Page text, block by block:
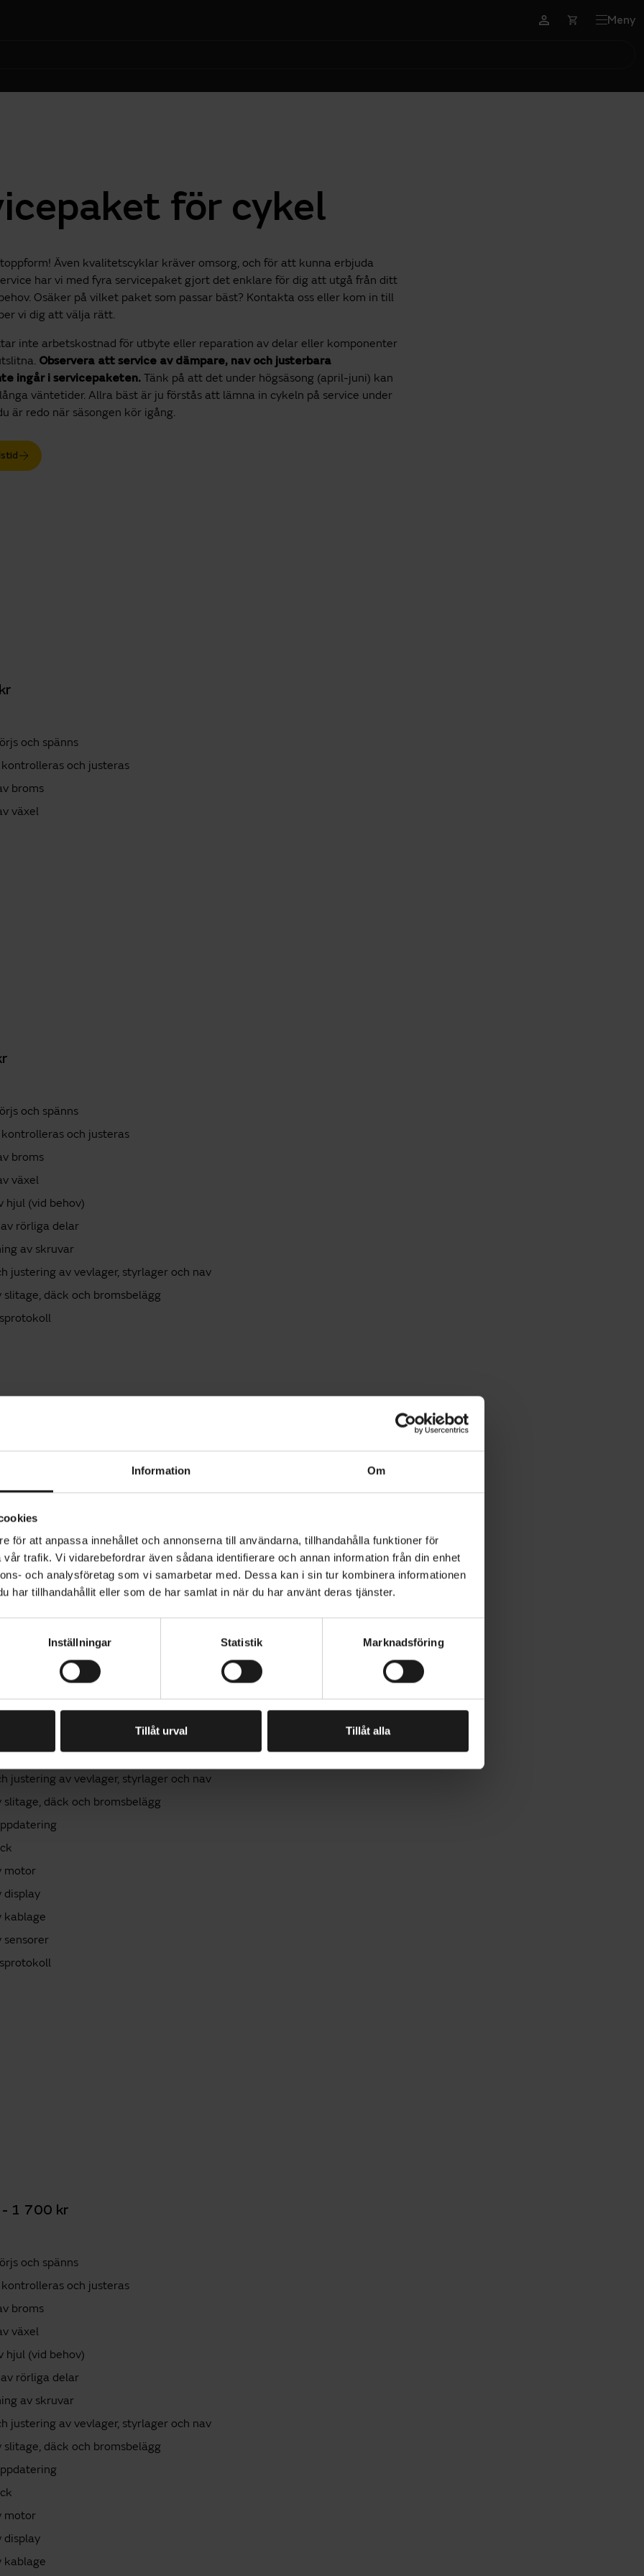
Information Om
för att anpassa innehållet och annonserna till användarna, tillhandahålla funktioner för
trafik. Vi vidarebefordrar även sådana identifierare och annan information från din enhet
och analysföretag som vi samarbetar med. Dessa kan i sin tur kombinera informationen
har tillhandahållit eller som de har samlat in när du har använt deras tjänster.
Inställningar Statistik Marknadsföring
Tillåt urval Tillåt alla
Meny
för cykel
Även kvalitetscyklar kräver omsorg, och för att kunna erbjuda
har vi med fyra servicepaket gjort det enklare för dig att utgå från ditt
Osäker på vilket paket som passar bäst? Kontakta oss eller kom in till
vi dig att välja rätt.
inte arbetskostnad för utbyte eller reparation av delar eller komponenter
Observera att service av dämpare, nav och justerbara
ingår i servicepaketen. Tänk på att det under högsäsong (april-juni) kan
väntetider. Allra bäst är ju förstås att lämna in cykeln på service under
är redo när säsongen kör igång.
och spänns
och justeras
broms
växel
och spänns
och justeras
broms
växel
hjul (vid behov)
rörliga delar
av skruvar
justering av vevlager, styrlager och nav
slitage, däck och bromsbelägg
kr
och spänns
kontrolleras och justeras
hjul (vid behov)
rörliga delar
av skruvar
justering av vevlager, styrlager och nav
slitage, däck och bromsbelägg
motor
display
kablage
sensorer
1 700 kr
och spänns
och justeras
broms
växel
hjul (vid behov)
rörliga delar
av skruvar
justering av vevlager, styrlager och nav
slitage, däck och bromsbelägg
motor
display
kablage